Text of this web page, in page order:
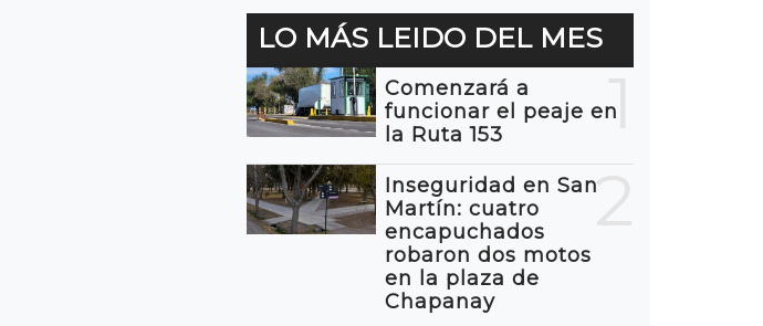
LO MÁS LEIDO DEL MES
1
Comenzará a
funcionar el peaje en
la Ruta 153
2
Inseguridad en San
Martín: cuatro
encapuchados
robaron dos motos
en la plaza de
Chapanay